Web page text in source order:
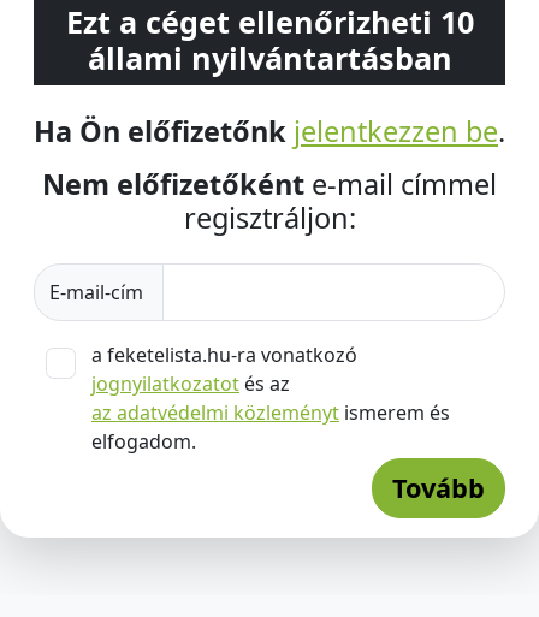
Ezt a céget ellenőrizheti 10
állami nyilvántartásban
Ha Ön előfizetőnk jelentkezzen be.
Nem előfizetőként e-mail címmel
regisztráljon:
E-mail-cím
a feketelista.hu-ra vonatkozó
jognyilatkozatot és az
az adatvédelmi közleményt ismerem és
elfogadom.
Tovább